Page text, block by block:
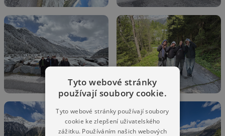
Tyto webové stránky
používají soubory cookie.
Tyto webové stránky používají soubory
cookie ke zlepšení uživatelského
zážitku. Používáním našich webových